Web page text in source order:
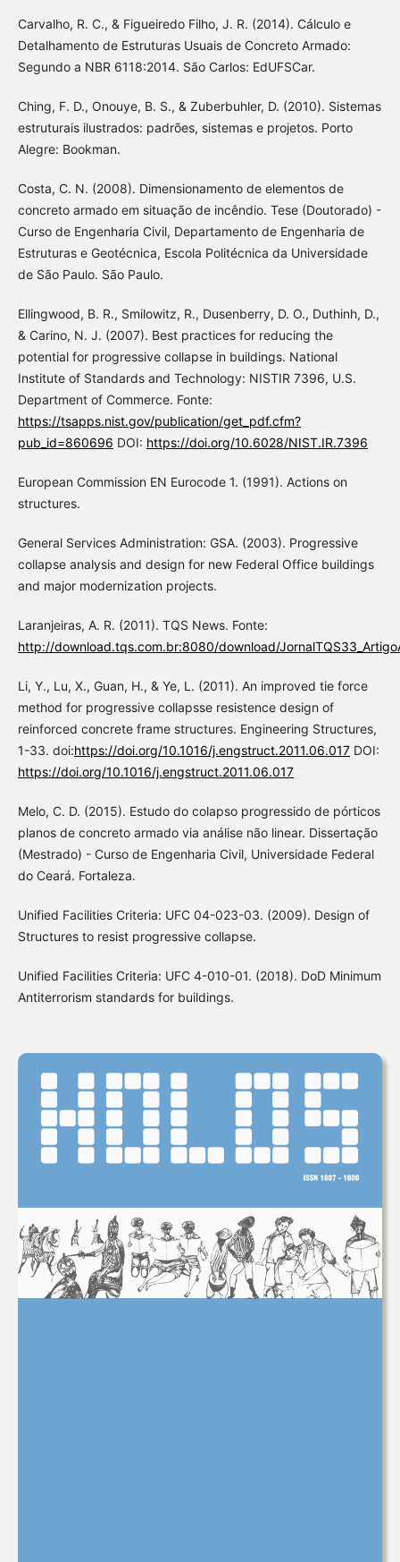
Carvalho, R. C., & Figueiredo Filho, J. R. (2014). Cálculo e
Detalhamento de Estruturas Usuais de Concreto Armado:
Segundo a NBR 6118:2014. São Carlos: EdUFSCar.
Ching, F. D., Onouye, B. S., & Zuberbuhler, D. (2010). Sistemas
estruturais ilustrados: padrões, sistemas e projetos. Porto
Alegre: Bookman.
Costa, C. N. (2008). Dimensionamento de elementos de
concreto armado em situação de incêndio. Tese (Doutorado) -
Curso de Engenharia Civil, Departamento de Engenharia de
Estruturas e Geotécnica, Escola Politécnica da Universidade
de São Paulo. São Paulo.
Ellingwood, B. R., Smilowitz, R., Dusenberry, D. O., Duthinh, D.,
& Carino, N. J. (2007). Best practices for reducing the
potential for progressive collapse in buildings. National
Institute of Standards and Technology: NISTIR 7396, U.S.
Department of Commerce. Fonte:
https://tsapps.nist.gov/publication/get_pdf.cfm?
pub_id=860696 DOI: https://doi.org/10.6028/NIST.IR.7396
European Commission EN Eurocode 1. (1991). Actions on
structures.
General Services Administration: GSA. (2003). Progressive
collapse analysis and design for new Federal Office buildings
and major modernization projects.
Laranjeiras, A. R. (2011). TQS News. Fonte:
http://download.tqs.com.br:8080/download/
Li, Y., Lu, X., Guan, H., & Ye, L. (2011). An improved tie force
method for progressive collapsse resistence design of
reinforced concrete frame structures. Engineering Structures,
1-33. doi:https://doi.org/10.1016/j.engstruct.2011.06.017DOI:
https://doi.org/10.1016/j.engstruct.2011.06.017
Melo, C. D. (2015). Estudo do colapso progressido de pórticos
planos de concreto armado via análise não linear. Dissertação
(Mestrado) - Curso de Engenharia Civil, Universidade Federal
do Ceará. Fortaleza.
Unified Facilities Criteria: UFC 04-023-03. (2009). Design of
Structures to resist progressive collapse.
Unified Facilities Criteria: UFC 4-010-01. (2018). DoD Minimum
Antiterrorism standards for buildings.